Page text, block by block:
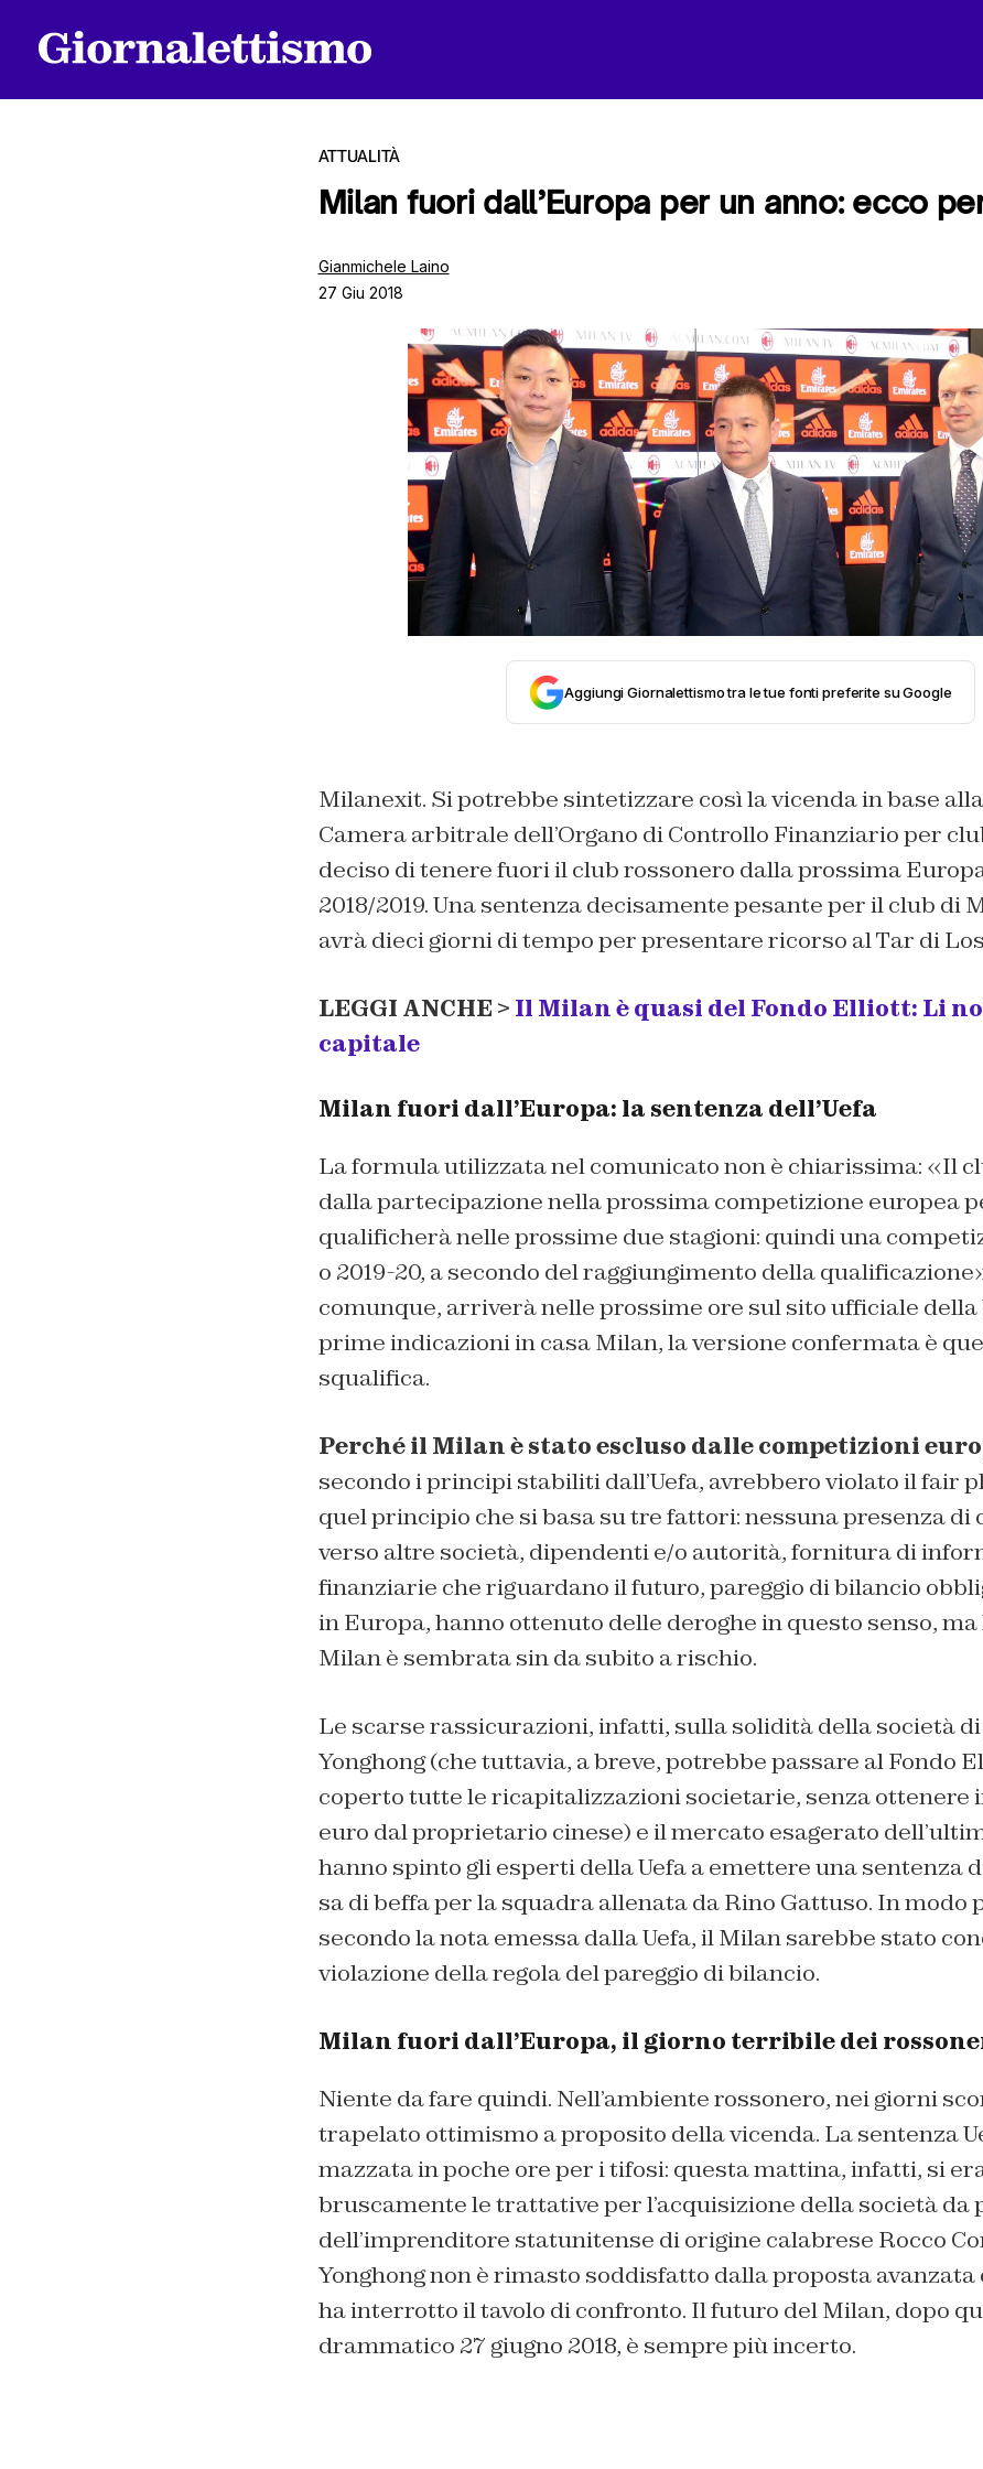
ATTUALITÀ
Milan fuori dall’Europa per un anno: ecco
Gianmichele Laino
27 Giu 2018
Aggiungi Giornalettismo tra le tue fonti preferite su Google
Milanexit. Si potrebbe sintetizzare così la vicenda in base
Camera arbitrale dell’Organo di Controllo Finanziario per
deciso di tenere fuori il club rossonero dalla prossima
2018/2019. Una sentenza decisamente pesante per il club di
avrà dieci giorni di tempo per presentare ricorso al Tar di
LEGGI ANCHE > Il Milan è quasi del Fondo Elliott: Li
capitale
Milan fuori dall’Europa: la sentenza dell’Uefa
La formula utilizzata nel comunicato non è chiarissima: «Il
dalla partecipazione nella prossima competizione europea
qualificherà nelle prossime due stagioni: quindi una
o 2019-20, a secondo del raggiungimento della
comunque, arriverà nelle prossime ore sul sito ufficiale della
prime indicazioni in casa Milan, la versione confermata è
squalifica.
Perché il Milan è stato escluso dalle competizioni
secondo i principi stabiliti dall’Uefa, avrebbero violato il fair
quel principio che si basa su tre fattori: nessuna presenza
verso altre società, dipendenti e/o autorità, fornitura di
finanziarie che riguardano il futuro, pareggio di bilancio
in Europa, hanno ottenuto delle deroghe in questo senso,
Milan è sembrata sin da subito a rischio.
Le scarse rassicurazioni, infatti, sulla solidità della società
Yonghong (che tuttavia, a breve, potrebbe passare al Fondo
coperto tutte le ricapitalizzazioni societarie, senza ottenere
euro dal proprietario cinese) e il mercato esagerato
hanno spinto gli esperti della Uefa a emettere una sentenza
sa di beffa per la squadra allenata da Rino Gattuso. In modo
secondo la nota emessa dalla Uefa, il Milan sarebbe stato
violazione della regola del pareggio di bilancio.
Milan fuori dall’Europa, il giorno terribile dei
Niente da fare quindi. Nell’ambiente rossonero, nei giorni
trapelato ottimismo a proposito della vicenda. La sentenza
mazzata in poche ore per i tifosi: questa mattina, infatti, si
bruscamente le trattative per l’acquisizione della società da
dell’imprenditore statunitense di origine calabrese Rocco
Yonghong non è rimasto soddisfatto dalla proposta avanzata
ha interrotto il tavolo di confronto. Il futuro del Milan, dopo
drammatico 27 giugno 2018, è sempre più incerto.